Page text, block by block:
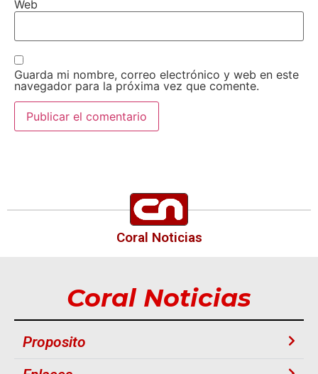
Web
Guarda mi nombre, correo electrónico y web en este
navegador para la próxima vez que comente.
Coral Noticias
Coral Noticias
Proposito